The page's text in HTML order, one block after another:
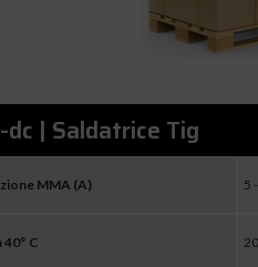
| Saldatrice Tig
MMA (A) 5
40° C